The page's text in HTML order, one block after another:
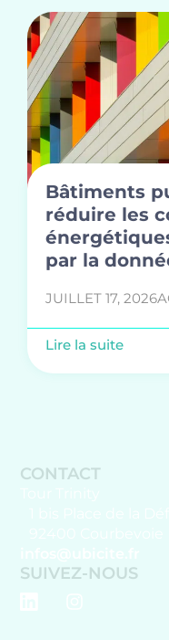
Bâtiments
réduire les
par la
JUILLET 17, 2026
Lire la suite
CONTACT
SUIVEZ-NOUS